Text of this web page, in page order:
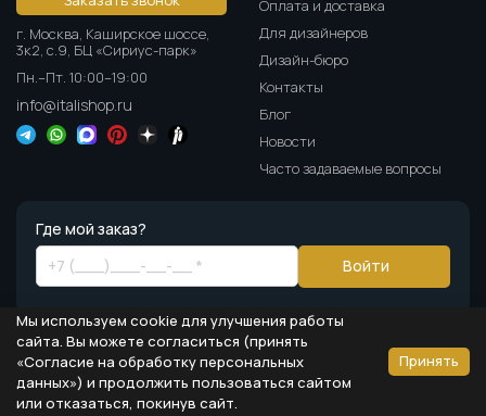
Оплата и доставка
Для дизайнеров
Дизайн-бюро
Контакты
Блог
Новости
Часто задаваемые вопросы
г. Москва, Каширское шоссе,
3к2, с.9, БЦ «Сириус-парк»
Пн.–Пт. 10:00–19:00
info@italishop.ru
Где мой заказ?
Войти
Информация на сайте носит ознакомительный характер и не является
публичной офертой, определяемой положениями статьи 437 ГК РФ
Мы используем cookie для улучшения работы
сайта. Вы можете согласиться (принять
«Согласие на обработку персональных
данных») и продолжить пользоваться сайтом
или отказаться, покинув сайт.
Принять